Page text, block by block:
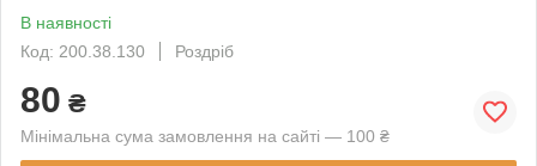
В наявності
Код: 200.38.130
Роздріб
80 ₴
Мінімальна сума замовлення на сайті — 100 ₴